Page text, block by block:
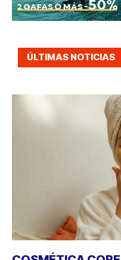
ÚLTIMAS NOTICIAS